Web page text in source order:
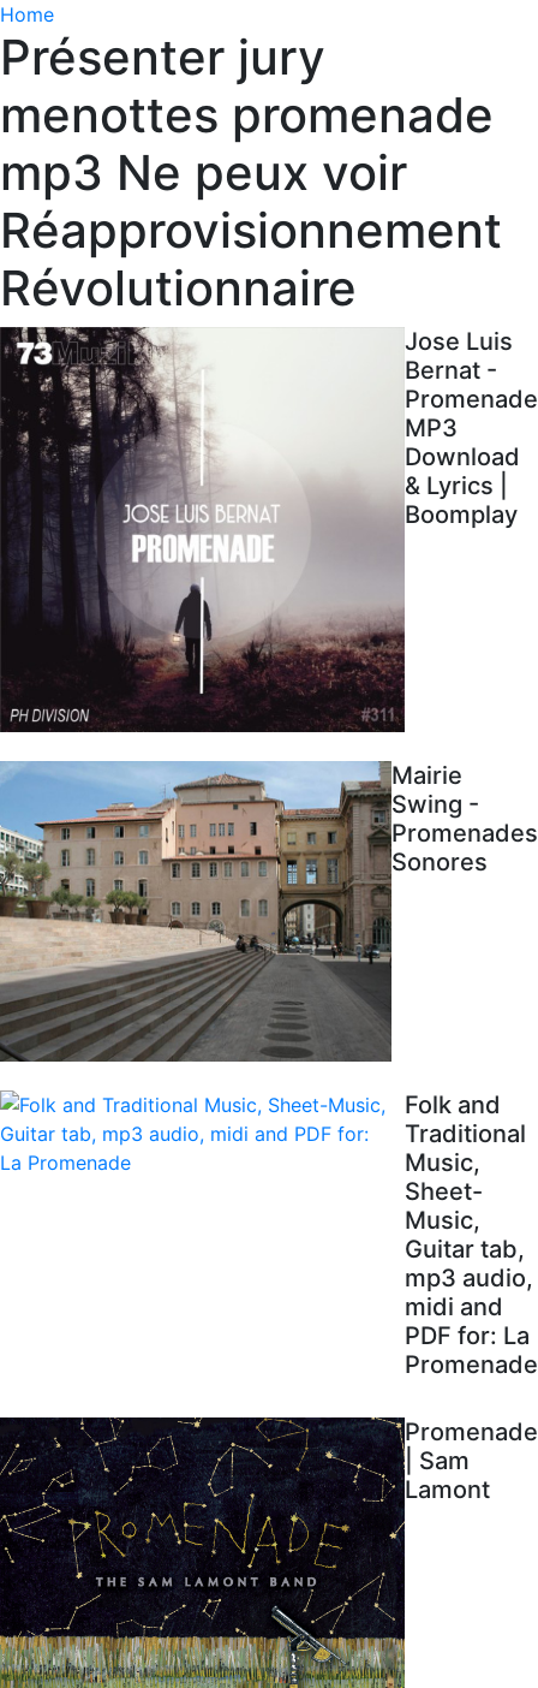
Home
Présenter jury
menottes promenade
mp3 Ne peux voir
Réapprovisionnement
Révolutionnaire
Jose Luis
Bernat -
Promenade
MP3
Download
& Lyrics |
Boomplay
Mairie
Swing -
Promenades
Sonores
Folk and
Traditional
Music,
Sheet-
Music,
Guitar tab,
mp3 audio,
midi and
PDF for: La
Promenade
Promenade
| Sam
Lamont